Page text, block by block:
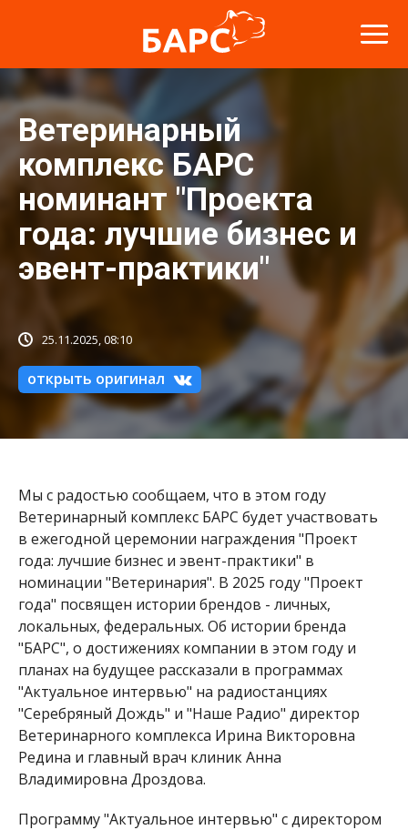
Ветеринарный
комплекс БАРС
номинант "Проекта
года: лучшие бизнес и
эвент-практики"
25.11.2025, 08:10
открыть оригинал
Мы с радостью сообщаем, что в этом году
Ветеринарный комплекс БАРС будет участвовать
в ежегодной церемонии награждения "Проект
года: лучшие бизнес и эвент-практики" в
номинации "Ветеринария". В 2025 году "Проект
года" посвящен истории брендов - личных,
локальных, федеральных. Об истории бренда
"БАРС", о достижениях компании в этом году и
планах на будущее рассказали в программах
"Актуальное интервью" на радиостанциях
"Серебряный Дождь" и "Наше Радио" директор
Ветеринарного комплекса Ирина Викторовна
Редина и главный врач клиник Анна
Владимировна Дроздова.
Программу "Актуальное интервью" с директором